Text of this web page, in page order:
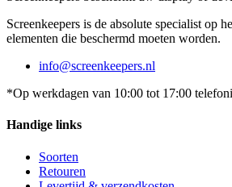
Screenkeepers is de absolute specialist op
elementen die beschermd moeten worden.
info@screenkeepers.nl
*Op werkdagen van 10:00 tot 17:00
Handige links
Soorten
Retouren